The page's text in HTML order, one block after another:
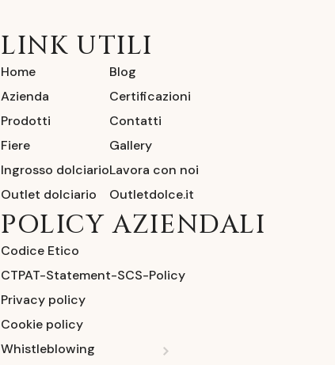
LINK UTILI
Home
Azienda
Prodotti
Fiere
Ingrosso dolciario
Outlet dolciario
Blog
Certificazioni
Contatti
Gallery
Lavora con noi
Outletdolce.it
POLICY AZIENDALI
Codice Etico
CTPAT-Statement-SCS-Policy
Privacy policy
Cookie policy
Whistleblowing